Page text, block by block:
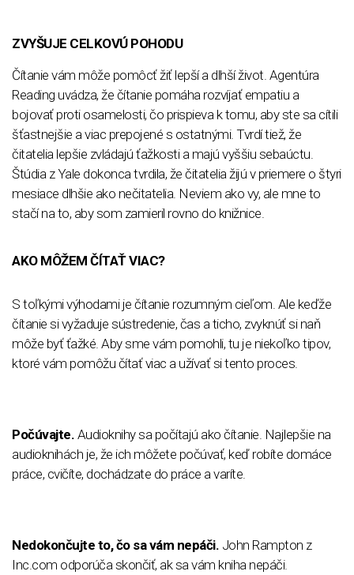
ZVYŠUJE CELKOVÚ POHODU
Čítanie vám môže pomôcť žiť lepší a dlhší život. Agentúra
Reading uvádza, že čítanie pomáha rozvíjať empatiu a
bojovať proti osamelosti, čo prispieva k tomu, aby ste sa cítili
šťastnejšie a viac prepojené s ostatnými. Tvrdí tiež, že
čitatelia lepšie zvládajú ťažkosti a majú vyššiu sebaúctu.
Štúdia z Yale dokonca tvrdila, že čitatelia žijú v priemere o štyri
mesiace dlhšie ako nečitatelia. Neviem ako vy, ale mne to
stačí na to, aby som zamieril rovno do knižnice.
AKO MÔŽEM ČÍTAŤ VIAC?
S toľkými výhodami je čítanie rozumným cieľom. Ale keďže
čítanie si vyžaduje sústredenie, čas a ticho, zvyknúť si naň
môže byť ťažké. Aby sme vám pomohli, tu je niekoľko tipov,
ktoré vám pomôžu čítať viac a užívať si tento proces.
Počúvajte. Audioknihy sa počítajú ako čítanie. Najlepšie na
audioknihách je, že ich môžete počúvať, keď robíte domáce
práce, cvičíte, dochádzate do práce a varíte.
Nedokončujte to, čo sa vám nepáči. John Rampton z
Inc.com odporúča skončiť, ak sa vám kniha nepáči.